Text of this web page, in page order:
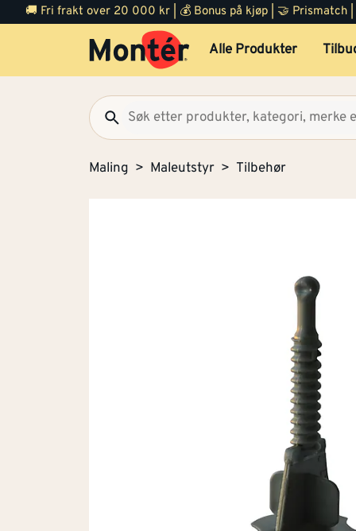
🚚 Fri frakt over 20 000 kr | 💰 Bonus på kjøp | 🤝 Prismatch
Alle Produkter
Maling Maleutstyr Tilbehør